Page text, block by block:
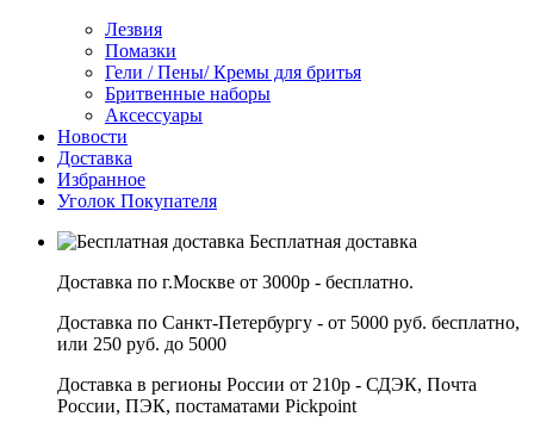
Лезвия
Помазки
Гели / Пены/ Кремы для бритья
Бритвенные наборы
Аксессуары
Новости
Доставка
Избранное
Уголок Покупателя
Бесплатная доставка
Доставка по г.Москве от 3000р - бесплатно.
Доставка по Санкт-Петербургу - от 5000 руб. бесплатно,
или 250 руб. до 5000
Доставка в регионы России от 210р - СДЭК, Почта
России, ПЭК, постаматами Pickpoint